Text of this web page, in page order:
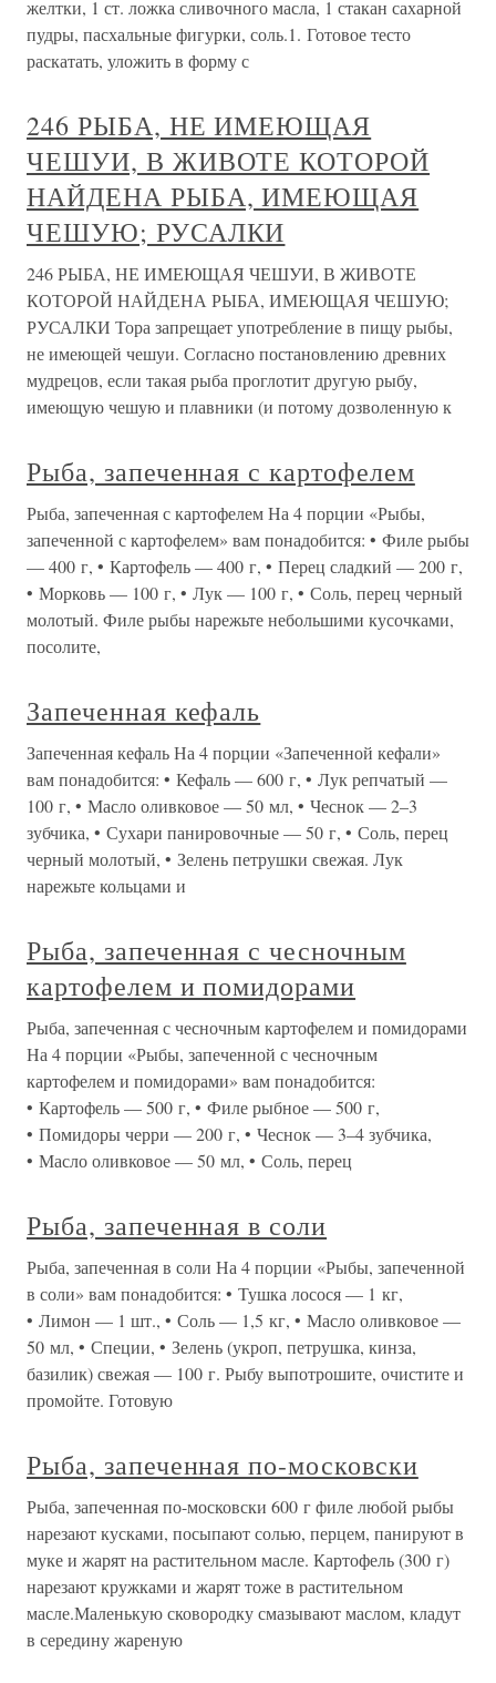
желтки, 1 ст. ложка сливочного масла, 1 стакан сахарной
пудры, пасхальные фигурки, соль.1. Готовое тесто
раскатать, уложить в форму с
246 РЫБА, НЕ ИМЕЮЩАЯ
ЧЕШУИ, В ЖИВОТЕ КОТОРОЙ
НАЙДЕНА РЫБА, ИМЕЮЩАЯ
ЧЕШУЮ; РУСАЛКИ
246 РЫБА, НЕ ИМЕЮЩАЯ ЧЕШУИ, В ЖИВОТЕ
КОТОРОЙ НАЙДЕНА РЫБА, ИМЕЮЩАЯ ЧЕШУЮ;
РУСАЛКИ Тора запрещает употребление в пищу рыбы,
не имеющей чешуи. Согласно постановлению древних
мудрецов, если такая рыба проглотит другую рыбу,
имеющую чешую и плавники (и потому дозволенную к
Рыба, запеченная с картофелем
Рыба, запеченная с картофелем На 4 порции «Рыбы,
запеченной с картофелем» вам понадобится: • Филе рыбы
— 400 г, • Картофель — 400 г, • Перец сладкий — 200 г,
• Морковь — 100 г, • Лук — 100 г, • Соль, перец черный
молотый. Филе рыбы нарежьте небольшими кусочками,
посолите,
Запеченная кефаль
Запеченная кефаль На 4 порции «Запеченной кефали»
вам понадобится: • Кефаль — 600 г, • Лук репчатый —
100 г, • Масло оливковое — 50 мл, • Чеснок — 2–3
зубчика, • Сухари панировочные — 50 г, • Соль, перец
черный молотый, • Зелень петрушки свежая. Лук
нарежьте кольцами и
Рыба, запеченная с чесночным
картофелем и помидорами
Рыба, запеченная с чесночным картофелем и помидорами
На 4 порции «Рыбы, запеченной с чесночным
картофелем и помидорами» вам понадобится:
• Картофель — 500 г, • Филе рыбное — 500 г,
• Помидоры черри — 200 г, • Чеснок — 3–4 зубчика,
• Масло оливковое — 50 мл, • Соль, перец
Рыба, запеченная в соли
Рыба, запеченная в соли На 4 порции «Рыбы, запеченной
в соли» вам понадобится: • Тушка лосося — 1 кг,
• Лимон — 1 шт., • Соль — 1,5 кг, • Масло оливковое —
50 мл, • Специи, • Зелень (укроп, петрушка, кинза,
базилик) свежая — 100 г. Рыбу выпотрошите, очистите и
промойте. Готовую
Рыба, запеченная по-московски
Рыба, запеченная по-московски 600 г филе любой рыбы
нарезают кусками, посыпают солью, перцем, панируют в
муке и жарят на растительном масле. Картофель (300 г)
нарезают кружками и жарят тоже в растительном
масле.Маленькую сковородку смазывают маслом, кладут
в середину жареную